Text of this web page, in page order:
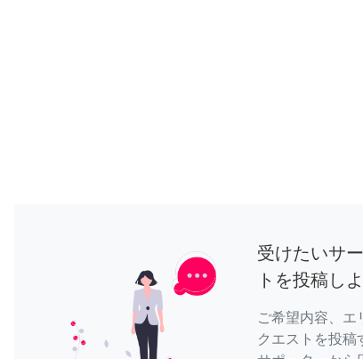
受けたいサ
トを投稿し
ご希望内容、エ
クエストを投稿